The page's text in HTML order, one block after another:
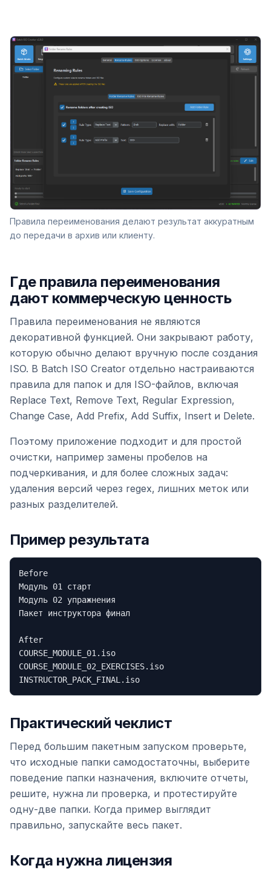
Правила переименования делают результат аккуратным
до передачи в архив или клиенту.
Где правила переименования
дают коммерческую ценность
Правила переименования не являются
декоративной функцией. Они закрывают работу,
которую обычно делают вручную после создания
ISO. В Batch ISO Creator отдельно настраиваются
правила для папок и для ISO-файлов, включая
Replace Text, Remove Text, Regular Expression,
Change Case, Add Prefix, Add Suffix, Insert и Delete.
Поэтому приложение подходит и для простой
очистки, например замены пробелов на
подчеркивания, и для более сложных задач:
удаления версий через regex, лишних меток или
разных разделителей.
Пример результата
Before
Модуль 01 старт
Модуль 02 упражнения
Пакет инструктора финал
After
COURSE_MODULE_01.iso
COURSE_MODULE_02_EXERCISES.iso
Практический чеклист
Перед большим пакетным запуском проверьте,
что исходные папки самодостаточны, выберите
поведение папки назначения, включите отчеты,
решите, нужна ли проверка, и протестируйте
одну-две папки. Когда пример выглядит
правильно, запускайте весь пакет.
Когда нужна лицензия